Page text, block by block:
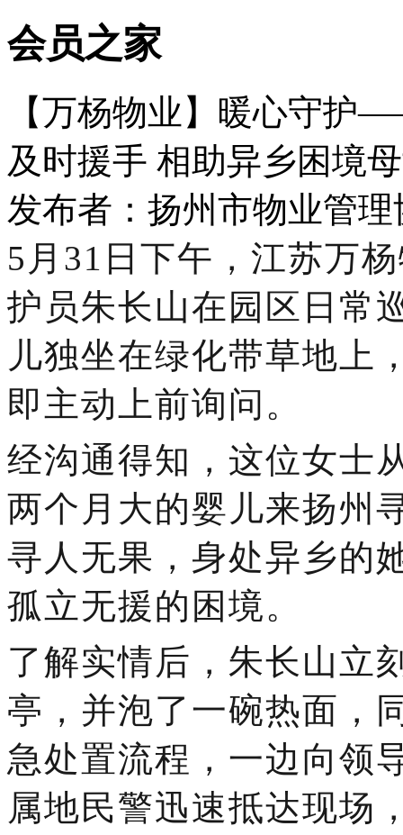
会员之家
【万杨物业】暖心守护
及时援手 相助异乡困境
发布者：扬州市物业管
5月31日下午， 江苏万
护员朱长山在园区日常
儿独坐在绿化带草地上
即主动上前询问。
经沟通得知，这位女士
两个月大的婴儿来扬州
寻人无果，身处异乡的
孤立无援的困境。
了解实情后，朱长山立
亭，并泡了一碗热面，
急处置流程，一边向领
属地民警迅速抵达现场